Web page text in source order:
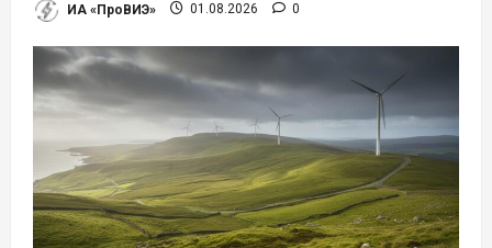
ИА «ПроВИЭ» 01.08.2026 0